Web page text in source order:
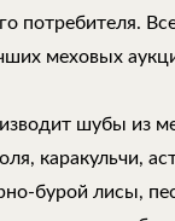
потребителя.
меховых
шубы из
каракульчи,
бурой лисы,